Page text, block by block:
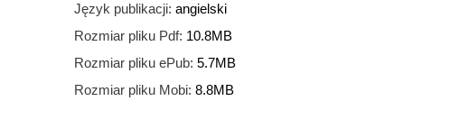
Język publikacji: angielski
Rozmiar pliku Pdf: 10.8MB
Rozmiar pliku ePub: 5.7MB
Rozmiar pliku Mobi: 8.8MB